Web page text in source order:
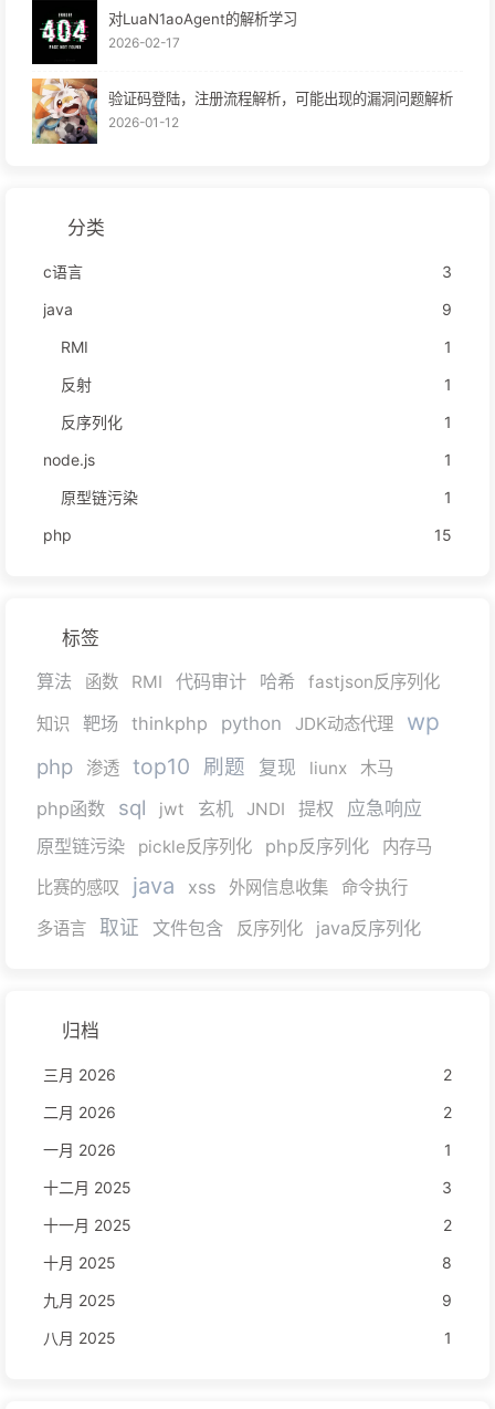
对LuaN1aoAgent的解析学习
2026-02-17
验证码登陆，注册流程解析，可能出现的漏洞问题解析
2026-01-12
分类
c语言
3
java
9
RMI
1
反射
1
反序列化
1
node.js
1
原型链污染
1
php
15
标签
算法
函数 RMI 代码审计 哈希
fastjson反序列化
知识
靶场 thinkphp python JDK动态代理 wp
php 渗透 top10 刷题 复现 liunx 木马
php函数 sql jwt 玄机 JNDI 提权
应急响应
原型链污染
pickle反序列化 php反序列化
内存马
比赛的感叹
java xss 外网信息收集
命令执行
多语言
取证 文件包含 反序列化 java反序列化
归档
三月 2026
2
二月 2026
2
一月 2026
1
十二月 2025
3
十一月 2025
2
十月 2025
8
九月 2025
9
八月 2025
1